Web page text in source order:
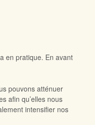
en pratique. En avant
pouvons atténuer
afin qu’elles nous
intensifier nos